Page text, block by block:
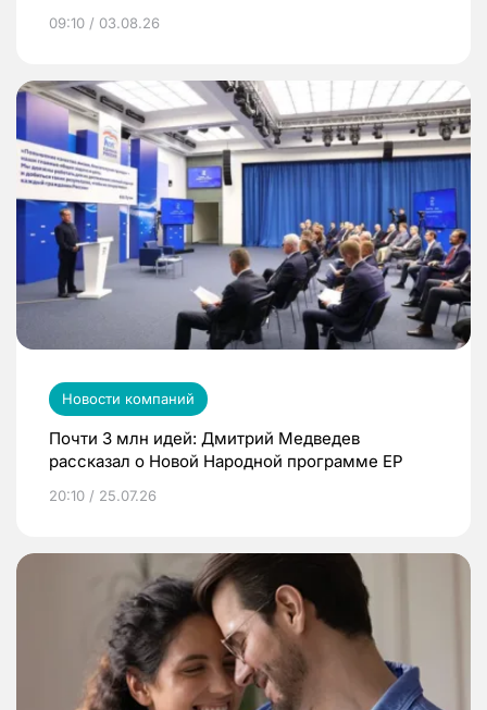
09:10 / 03.08.26
Новости компаний
Почти 3 млн идей: Дмитрий Медведев
рассказал о Новой Народной программе ЕР
20:10 / 25.07.26